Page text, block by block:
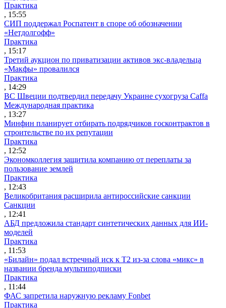
Практика
, 15:55
СИП поддержал Роспатент в споре об обозначении
«Нетдолгофф»
Практика
, 15:17
Третий аукцион по приватизации активов экс-владельца
«Макфы» провалился
Практика
, 14:29
ВС Швеции подтвердил передачу Украине сухогруза Caffa
Международная практика
, 13:27
Минфин планирует отбирать подрядчиков госконтрактов в
строительстве по их репутации
Практика
, 12:52
Экономколлегия защитила компанию от переплаты за
пользование землей
Практика
, 12:43
Великобритания расширила антироссийские санкции
Санкции
, 12:41
АБД предложила стандарт синтетических данных для ИИ-
моделей
Практика
, 11:53
«Билайн» подал встречный иск к Т2 из-за слова «микс» в
названии бренда мультиподписки
Практика
, 11:44
ФАС запретила наружную рекламу Fonbet
Практика